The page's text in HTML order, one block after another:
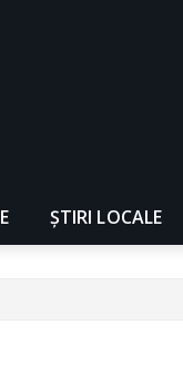
ȘTIRI LOCALE